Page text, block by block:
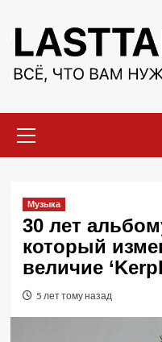
содержимому
меню
Музыка
30 лет
который
величие
5 лет тому назад